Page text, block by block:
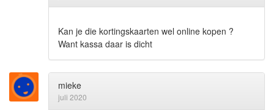
Kan je die kortingskaarten wel online kopen ?
Want kassa daar is dicht
mieke
juli 2020